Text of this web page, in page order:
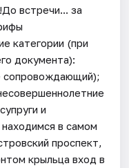
встречи... за
категории (при
документа):
сопровождающий);
и
в самом
проспект,
крыльца вход в